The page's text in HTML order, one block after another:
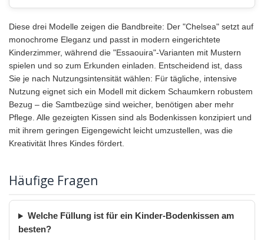
Diese drei Modelle zeigen die Bandbreite: Der "Chelsea" setzt auf
monochrome Eleganz und passt in modern eingerichtete
Kinderzimmer, während die "Essaouira"-Varianten mit Mustern
spielen und so zum Erkunden einladen. Entscheidend ist, dass
Sie je nach Nutzungsintensität wählen: Für tägliche, intensive
Nutzung eignet sich ein Modell mit dickem Schaumkern robustem
Bezug – die Samtbezüge sind weicher, benötigen aber mehr
Pflege. Alle gezeigten Kissen sind als Bodenkissen konzipiert und
mit ihrem geringen Eigengewicht leicht umzustellen, was die
Kreativität Ihres Kindes fördert.
Häufige Fragen
Welche Füllung ist für ein Kinder-Bodenkissen am
besten?